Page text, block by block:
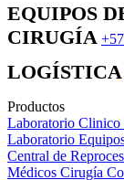
EQUIPOS
CIRUGÍA
LOGÍSTICA
Productos
Laboratorio Clinico
Laboratorio
Central de
Médicos Cirugía